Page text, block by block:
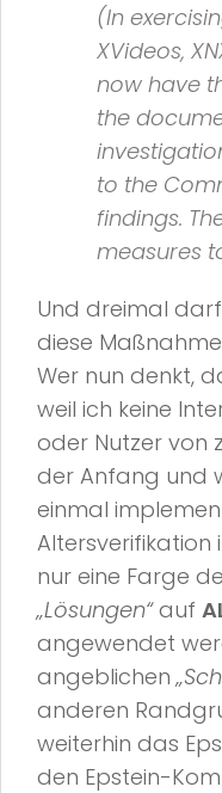
(In
XVideos,
now have
the
to the
findings.
measures
Und dreimal
diese
Wer nun denkt,
weil ich keine
oder Nutzer von
der Anfang und
einmal
Altersverifikation
nur eine Farge
„Lösungen“auf
angewendet
angeblichen
anderen
weiterhin das
den Epstein-